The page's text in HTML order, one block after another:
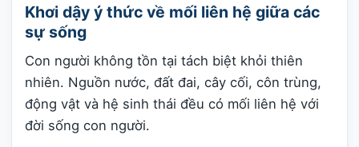
Khơi dậy ý thức về mối liên hệ giữa các
sự sống
Con người không tồn tại tách biệt khỏi thiên
nhiên. Nguồn nước, đất đai, cây cối, côn trùng,
động vật và hệ sinh thái đều có mối liên hệ với
đời sống con người.